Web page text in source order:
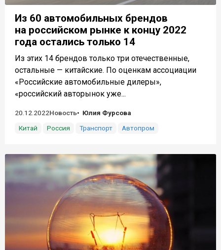
Из 60 автомобильных брендов
на российском рынке к концу 2022
года остались только 14
Из этих 14 брендов только три отечественные,
остальные — китайские. По оценкам ассоциации
«Российские автомобильные дилеры»,
«российский авторынок уже...
20.12.2022Новость
Юлия Фурсова
Китай
Россия Транспорт Автопром